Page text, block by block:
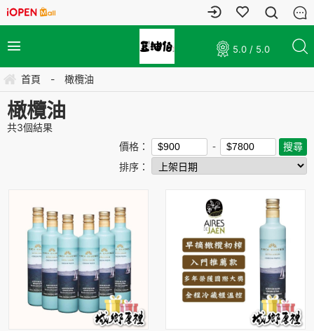
5.0 / 5.0
首頁 - 橄欖油
橄欖油
共3個結果
價格：
排序：